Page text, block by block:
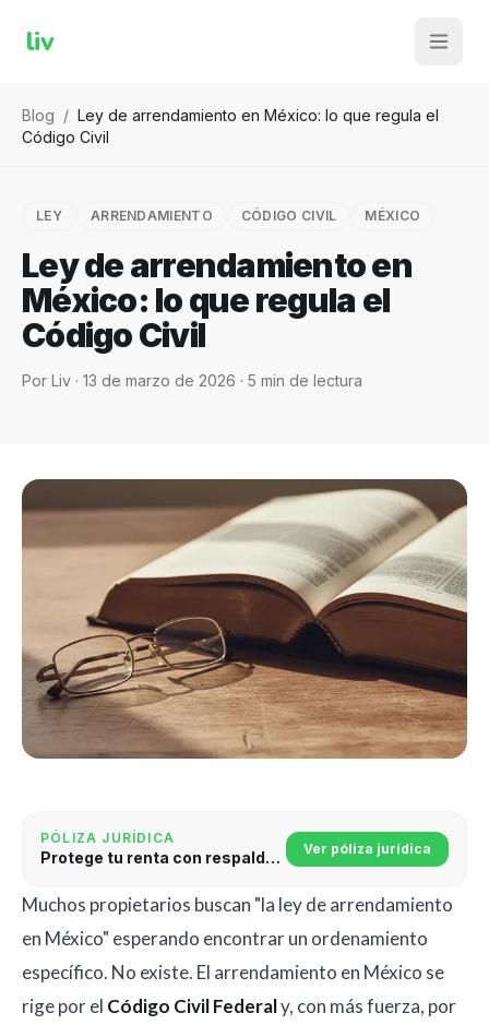
liv
Blog / Ley de arrendamiento en México: lo que regula el
Código Civil
LEY ARRENDAMIENTO CÓDIGO CIVIL MÉXICO
Ley de arrendamiento en
México: lo que regula el
Código Civil
Por Liv · 13 de marzo de 2026 · 5 min de lectura
Muchos propietarios buscan "la ley de arrendamiento
en México" esperando encontrar un ordenamiento
específico. No existe. El arrendamiento en México se
rige por el Código Civil Federaly, con más fuerza, por
PÓLIZA JURÍDICA
Protege tu renta con respaldo jurídico Ver póliza jurídica